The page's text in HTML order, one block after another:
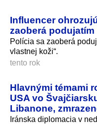
Influencer
zaoberá
Polícia sa zaoberá
vlastnej koži“.
tento rok
Hlavnými témami
USA vo
Libanone,
Iránska diplomacia v